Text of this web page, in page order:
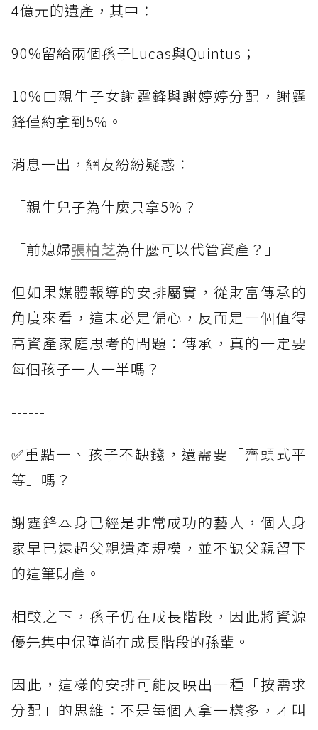
4億元的遺產，其中：
90%留給兩個孫子Lucas與Quintus；
10%由親生子女謝霆鋒與謝婷婷分配，謝霆
鋒僅約拿到5%。
消息一出，網友紛紛疑惑：
「親生兒子為什麼只拿5%？」
「前媳婦張柏芝為什麼可以代管資產？」
但如果媒體報導的安排屬實，從財富傳承的
角度來看，這未必是偏心，反而是一個值得
高資產家庭思考的問題：傳承，真的一定要
每個孩子一人一半嗎？
------
✅重點一、孩子不缺錢，還需要「齊頭式平
等」嗎？
謝霆鋒本身已經是非常成功的藝人，個人身
家早已遠超父親遺產規模，並不缺父親留下
的這筆財產。
相較之下，孫子仍在成長階段，因此將資源
優先集中保障尚在成長階段的孫輩。
因此，這樣的安排可能反映出一種「按需求
分配」的思維：不是每個人拿一樣多，才叫